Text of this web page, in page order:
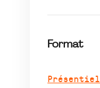
Format
Présentiel